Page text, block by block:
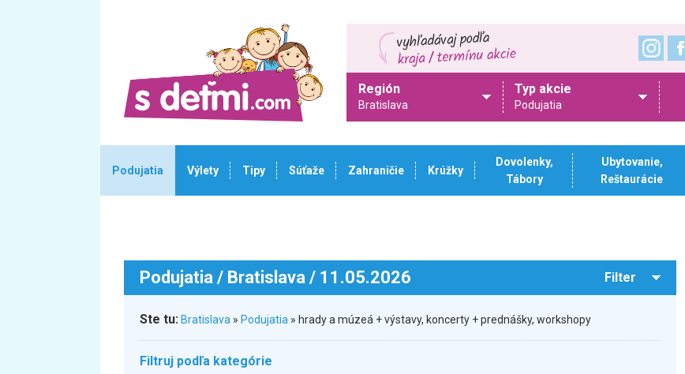
Región
Bratislava
Typ akcie
Podujatia
Podujatia Výlety Tipy Súťaže Zahraničie Krúžky
Dovolenky,
Tábory
Ubytovanie,
Reštaurácie
Podujatia / Bratislava / 11.05.2026 Filter
Ste tu: Bratislava » Podujatia » hrady a múzeá + výstavy, koncerty + prednášky, workshopy
Filtruj podľa kategórie